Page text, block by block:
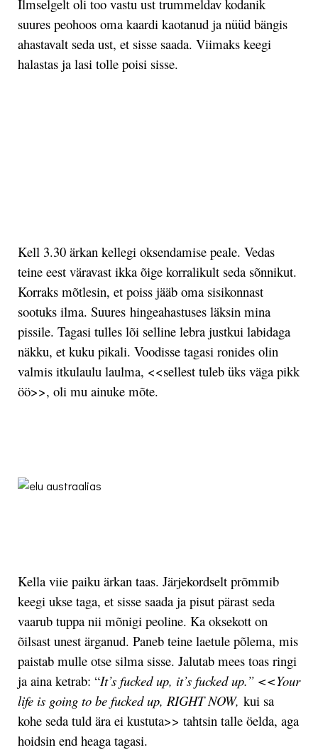
Ilmselgelt oli too vastu ust trummeldav kodanik
suures peohoos oma kaardi kaotanud ja nüüd bängis
ahastavalt seda ust, et sisse saada. Viimaks keegi
halastas ja lasi tolle poisi sisse.
Kell 3.30 ärkan kellegi oksendamise peale. Vedas
teine eest väravast ikka õige korralikult seda sõnnikut.
Korraks mõtlesin, et poiss jääb oma sisikonnast
sootuks ilma. Suures hingeahastusesläksin mina
pissile. Tagasi tulles lõi selline lebra justkui labidaga
näkku, et kuku pikali. Voodisse tagasi ronides olin
valmis itkulaulu laulma, <<sellest tuleb üks väga pikk
öö>>, oli mu ainuke mõte.
Kella viie paiku ärkan taas. Järjekordselt prõmmib
keegi ukse taga, et sisse saada ja pisut pärast seda
vaarub tuppa nii mõnigi peoline. Ka oksekott on
õilsast unest ärganud. Paneb teine laetule põlema, mis
paistab mulle otse silma sisse. Jalutab mees toas ringi
ja aina ketrab: “It’s fucked up, it’s fucked up.” <<Your
life is going to be fucked up, RIGHT NOW, kui sa
kohe seda tuld ära ei kustuta>> tahtsin talle öelda, aga
hoidsin end heaga tagasi.